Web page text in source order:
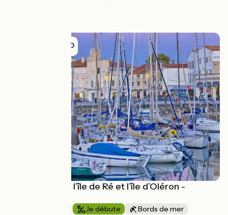
La Rochelle via l’île de Ré et l’île d’Oléron -
Je débute
Bords de mer